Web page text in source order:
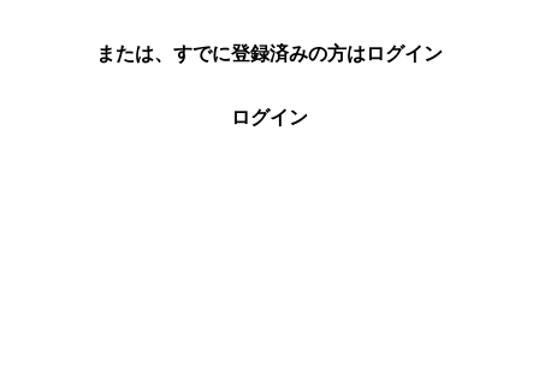
または、すでに登録済みの方はログイン
ログイン